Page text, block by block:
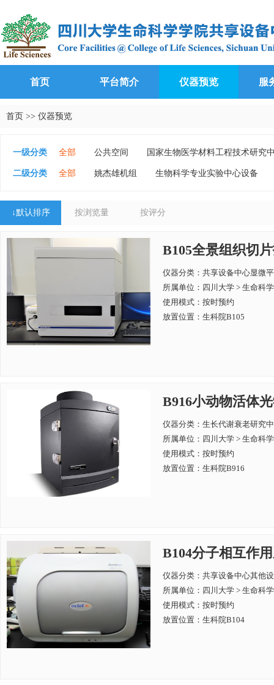
首页 平台简介 仪器预览 服
首页 >> 仪器预览
一级分类 全部 公共空间
国家生物医学材料工程技术研究
生物基础实验教学中心
生长代谢衰老研究中心
二级分类 全部 姚杰雄机组
生物科学专业实验中心设备
张剑南机组
黄震机组
共享设备中心生信平台设备
↓默认排序 按浏览量 按评分
B105全景组织切
仪器分类：共享设备中心显微
所属单位： 四川大学 > 生命科
使用模式：按时预约
放置位置：生科院B105
B916小动物活体
仪器分类：生长代谢衰老研究
所属单位： 四川大学 > 生命科
使用模式：按时预约
放置位置：生科院B916
B104分子相互作
仪器分类：共享设备中心其他
所属单位： 四川大学 > 生命科
使用模式：按时预约
放置位置：生科院B104